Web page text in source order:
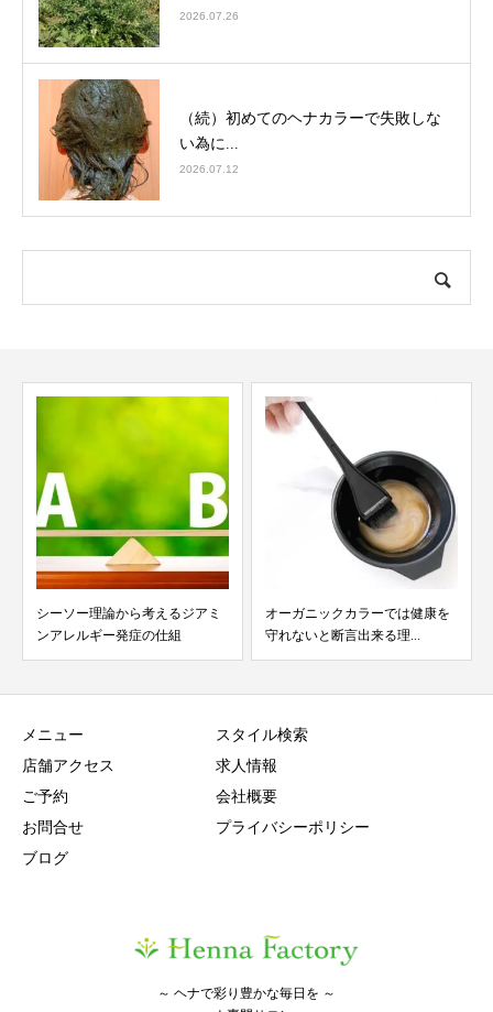
2026.07.26
（続）初めてのヘナカラーで失敗しな
い為に...
2026.07.12
シーソー理論から考えるジアミ
ンアレルギー発症の仕組
オーガニックカラーでは健康を
守れないと断言出来る理...
メニュー
店舗アクセス
ご予約
お問合せ
ブログ
スタイル検索
求人情報
会社概要
プライバシーポリシー
～ ヘナで彩り豊かな毎日を ～